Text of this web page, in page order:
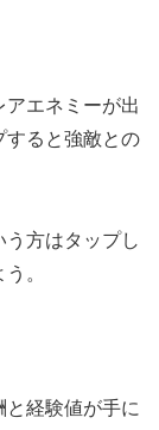
エネミーが出
すると強敵との
方はタップし
。
と経験値が手に